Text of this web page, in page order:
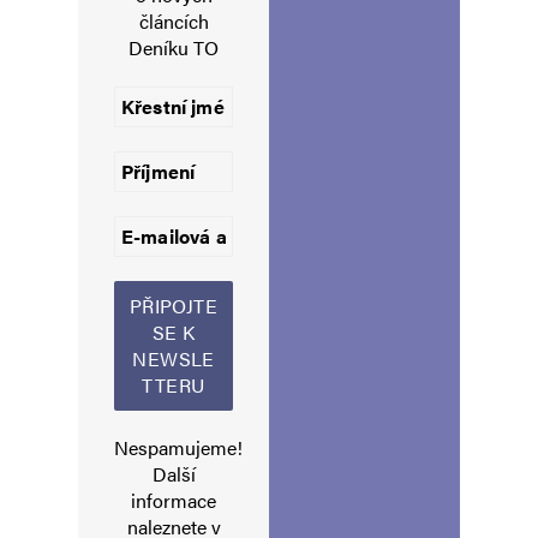
Navigace pro komentáře
Starší komentáře
článcích
Deníku TO
Nespamujeme!
Další
informace
naleznete v